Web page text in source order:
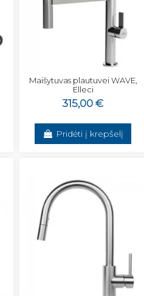
Maišytuvas plautuvei WAVE,
Elleci
315,00 €
Pridėti į krepšelį